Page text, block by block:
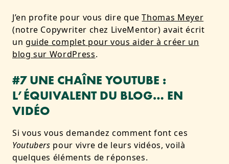
J’en profite pour vous dire queThomas Meyer
(notre Copywriter chez LiveMentor) avait écrit
un guide complet pour vous aider à créer un
blog sur WordPress.
#7 UNE CHAÎNE YOUTUBE :
L’ÉQUIVALENT DU BLOG… EN
VIDÉO
Si vous vous demandez comment font ces
Youtubers pour vivre de leurs vidéos, voilà
quelques éléments de réponses.